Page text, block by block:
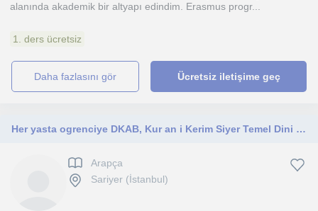
alanında akademik bir altyapı edindim. Erasmus progr...
1. ders ücretsiz
daha fazlasını gör Ücretsiz iletişime geç
Her yasta ogrenciye DKAB, Kur an i Kerim Siyer Temel Dini Bilgiler dersi verebilirim Eskişehir Üniversitesi İlahiyat mezunuyum
Arapça
Sariyer (İstanbul)